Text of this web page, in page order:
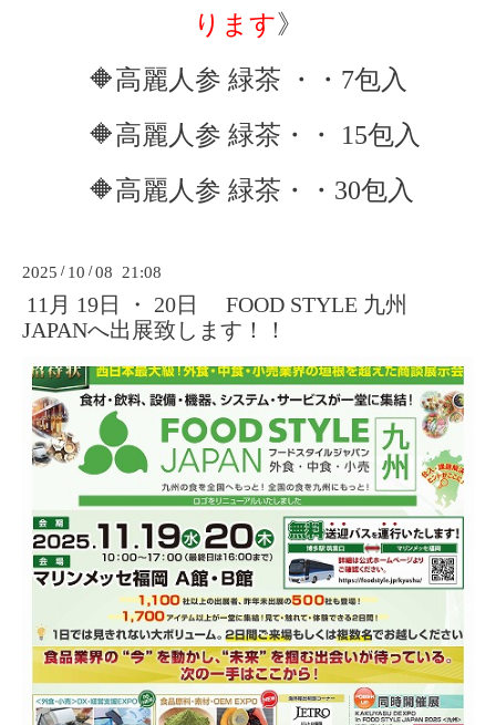
ります》
🔶高麗人参 緑茶 ・・7包入
🔶高麗人参 緑茶・・ 15包入
🔶高麗人参 緑茶・・30包入
2025 / 10 /08 21:08
11月 19日 ・ 20日 FOOD STYLE 九州
JAPANへ出展致します！！